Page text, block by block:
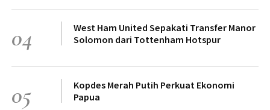
04
West Ham United Sepakati Transfer Manor
Solomon dari Tottenham Hotspur
05
Kopdes Merah Putih Perkuat Ekonomi
Papua